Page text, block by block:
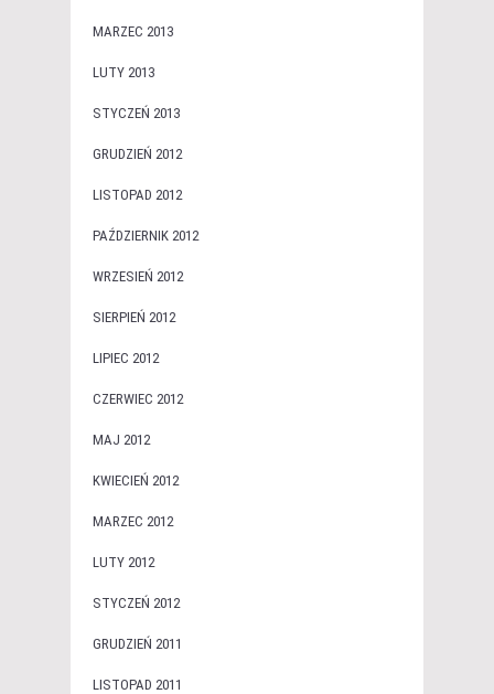
MARZEC 2013
LUTY 2013
STYCZEŃ 2013
GRUDZIEŃ 2012
LISTOPAD 2012
PAŹDZIERNIK 2012
WRZESIEŃ 2012
SIERPIEŃ 2012
LIPIEC 2012
CZERWIEC 2012
MAJ 2012
KWIECIEŃ 2012
MARZEC 2012
LUTY 2012
STYCZEŃ 2012
GRUDZIEŃ 2011
LISTOPAD 2011